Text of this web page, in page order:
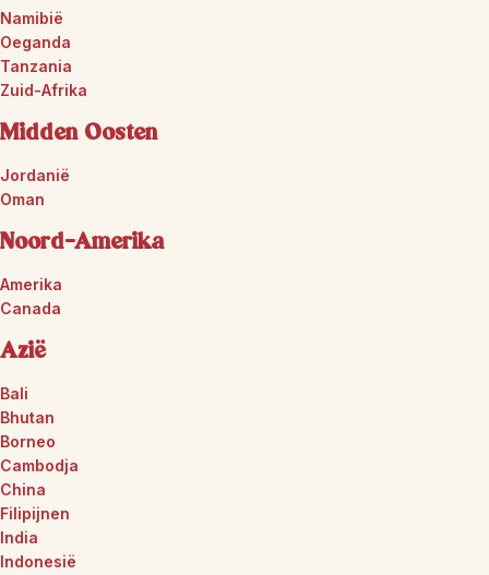
Namibië
Oeganda
Tanzania
Zuid-Afrika
Midden Oosten
Jordanië
Oman
Noord-Amerika
Amerika
Canada
Azië
Bali
Bhutan
Borneo
Cambodja
China
Filipijnen
India
Indonesië